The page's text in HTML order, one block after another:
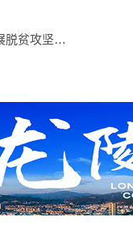
龙陵县召开推进常态化帮扶持续巩固拓展脱贫攻坚成果培训会